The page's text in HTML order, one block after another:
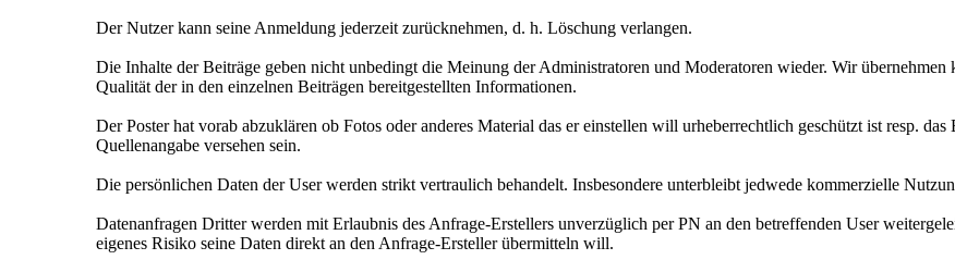
Der Nutzer kann seine Anmeldung jederzeit zurücknehmen, d. h. Löschung verlangen.
Die Inhalte der Beiträge geben nicht unbedingt die Meinung der Administratoren und Moderatoren wieder. Wir
Qualität der in den einzelnen Beiträgen bereitgestellten Informationen.
Der Poster hat vorab abzuklären ob Fotos oder anderes Material das er einstellen will urheberrechtlich geschützt ist resp.
Quellenangabe versehen sein.
Die persönlichen Daten der User werden strikt vertraulich behandelt. Insbesondere unterbleibt jedwede kommerzielle
Datenanfragen Dritter werden mit Erlaubnis des Anfrage-Erstellers unverzüglich per PN an den betreffenden User
eigenes Risiko seine Daten direkt an den Anfrage-Ersteller übermitteln will.